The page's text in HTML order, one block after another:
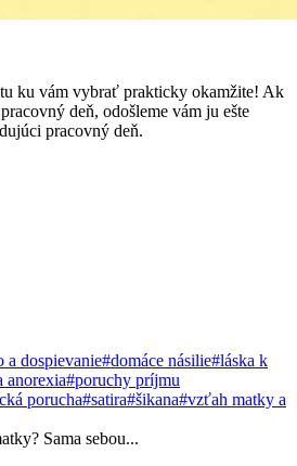
ku vám vybrať prakticky okamžite! Ak
deň, odošleme vám ju ešte
pracovný deň.
a dospievanie#domáce násilie#láska k
anorexia#poruchy príjmu
porucha#satira#šikana#vzťah matky a
Sama sebou...